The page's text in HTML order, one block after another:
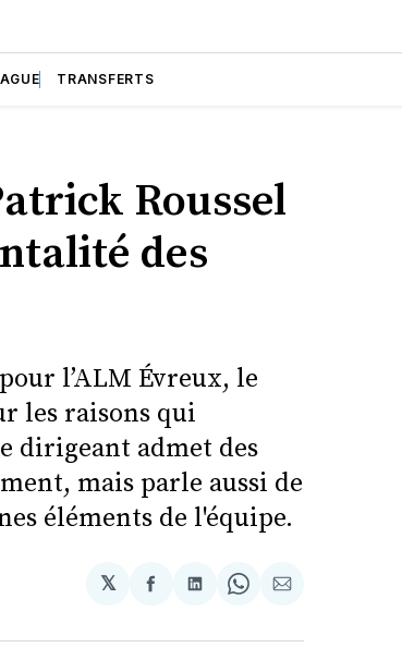
TRANSFERTS
Roussel
des
l’ALM Évreux, le
les raisons qui
dirigeant admet des
mais parle aussi de
éléments de l'équipe.
𝕏
Partager
Facebook
Partager
LinkedIn
Share
WhatsApp
Partager
Courriel